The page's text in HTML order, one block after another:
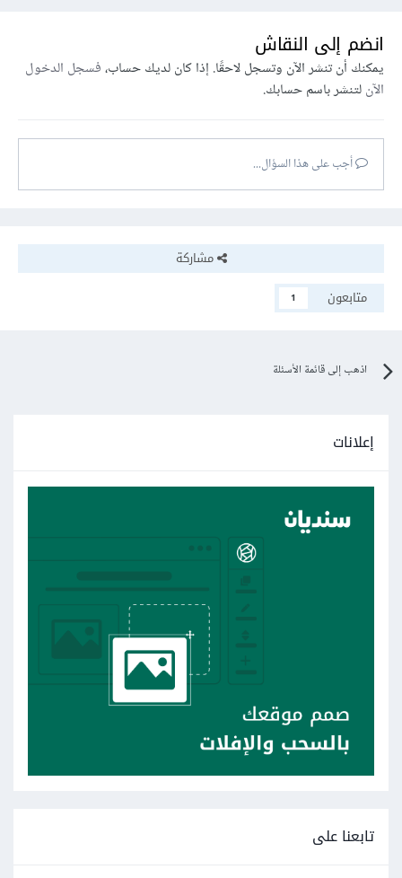
انضم إلى النقاش
يمكنك أن تنشر الآن وتسجل لاحقًا. إذا كان لديك حساب،فسجل الدخول
الآنلتنشر باسم حسابك.
أجب على هذا السؤال...
مشاركة
متابعون
1
اذهب إلى قائمة الأسئلة
إعلانات
تابعنا على